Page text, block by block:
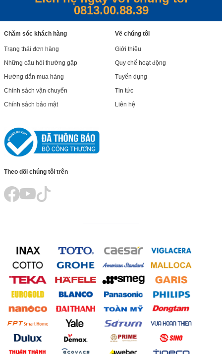
0813.00.88.39
Chăm sóc khách hàng
Trạng thái đơn hàng
Những câu hỏi thường gặp
Hướng dẫn mua hàng
Chính sách vận chuyển
Chính sách bảo mật
Về chúng tôi
Giới thiệu
Quy chế hoạt động
Tuyển dụng
Tin tức
Liên hệ
Theo dõi chúng tôi trên